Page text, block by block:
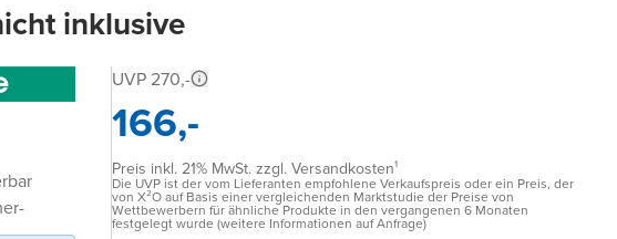
inklusive
UVP 270,-
166,-
Preis inkl. 21% MwSt. zzgl. Versandkosten¹
Die UVP ist der vom Lieferanten empfohlene Verkaufspreis oder ein Preis, der
von X²O auf Basis einer vergleichenden Marktstudie der Preise von
Wettbewerbern für ähnliche Produkte in den vergangenen 6 Monaten
festgelegt wurde (weitere Informationen auf Anfrage)